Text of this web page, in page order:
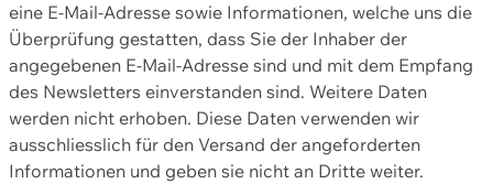
eine E-Mail-Adresse sowie Informationen, welche uns die
Überprüfung gestatten, dass Sie der Inhaber der
angegebenen E-Mail-Adresse sind und mit dem Empfang
des Newsletters einverstanden sind. Weitere Daten
werden nicht erhoben. Diese Daten verwenden wir
ausschliesslich für den Versand der angeforderten
Informationen und geben sie nicht an Dritte weiter.